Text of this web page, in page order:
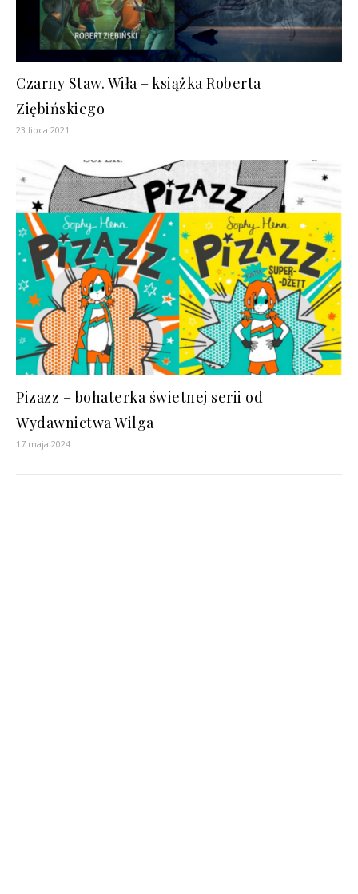
Czarny Staw. Wiła – książka Roberta
Ziębińskiego
23 lipca 2021
Pizazz – bohaterka świetnej serii od
Wydawnictwa Wilga
17 maja 2024